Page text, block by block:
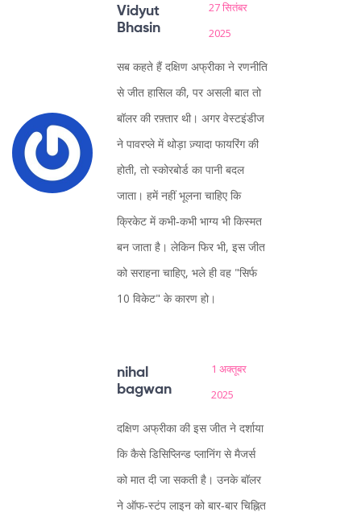
Vidyut
Bhasin
27 सितंबर
2025
सब कहते हैं दक्षिण अफ्रीका ने रणनीति
से जीत हासिल की, पर असली बात तो
बॉलर की रफ़्तार थी। अगर वेस्टइंडीज
ने पावरप्ले में थोड़ा ज़्यादा फायरिंग की
होती, तो स्कोरबोर्ड का पानी बदल
जाता। हमें नहीं भूलना चाहिए कि
क्रिकेट में कभी‑कभी भाग्य भी किस्मत
बन जाता है। लेकिन फिर भी, इस जीत
को सराहना चाहिए, भले ही वह "सिर्फ
10 विकेट" के कारण हो।
nihal
bagwan
1 अक्तूबर
2025
दक्षिण अफ्रीका की इस जीत ने दर्शाया
कि कैसे डिसिप्लिन्ड प्लानिंग से मैजर्स
को मात दी जा सकती है। उनके बॉलर
ने ऑफ‑स्टंप लाइन को बार‑बार चिह्नित